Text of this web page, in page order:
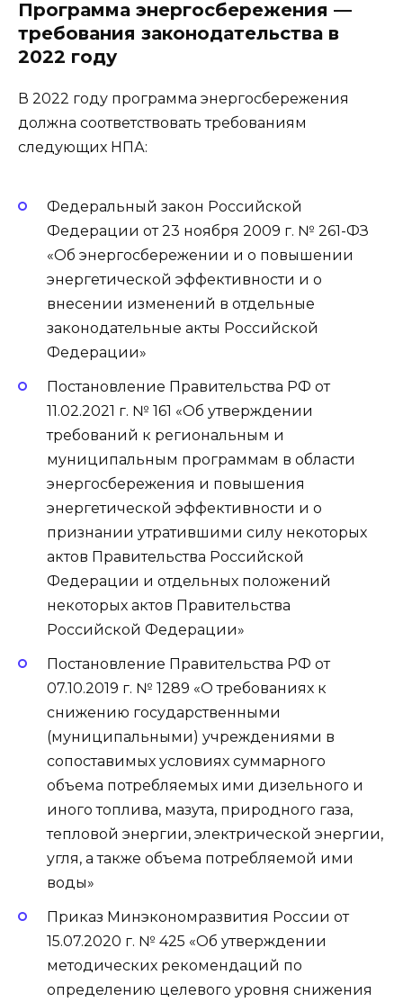
Программа энергосбережения —
требования законодательства в
2022 году
В 2022 году программа энергосбережения
должна соответствовать требованиям
следующих НПА:
Федеральный закон Российской
Федерации от 23 ноября 2009 г. № 261-ФЗ
«Об энергосбережении и о повышении
энергетической эффективности и о
внесении изменений в отдельные
законодательные акты Российской
Федерации»
Постановление Правительства РФ от
11.02.2021 г. № 161 «Об утверждении
требований к региональным и
муниципальным программам в области
энергосбережения и повышения
энергетической эффективности и о
признании утратившими силу некоторых
актов Правительства Российской
Федерации и отдельных положений
некоторых актов Правительства
Российской Федерации»
Постановление Правительства РФ от
07.10.2019 г. № 1289 «О требованиях к
снижению государственными
(муниципальными) учреждениями в
сопоставимых условиях суммарного
объема потребляемых ими дизельного и
иного топлива, мазута, природного газа,
тепловой энергии, электрической энергии,
угля, а также объема потребляемой ими
воды»
Приказ Минэкономразвития России от
15.07.2020 г. № 425 «Об утверждении
методических рекомендаций по
определению целевого уровня снижения